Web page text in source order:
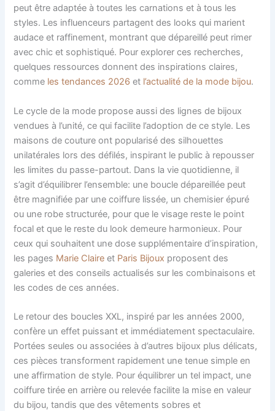
peut être adaptée à toutes les carnations et à tous les
styles. Les influenceurs partagent des looks qui marient
audace et raffinement, montrant que dépareillé peut rimer
avec chic et sophistiqué. Pour explorer ces recherches,
quelques ressources donnent des inspirations claires,
comme les tendances 2026 et l’actualité de la mode bijou.
Le cycle de la mode propose aussi des lignes de bijoux
vendues à l’unité, ce qui facilite l’adoption de ce style. Les
maisons de couture ont popularisé des silhouettes
unilatérales lors des défilés, inspirant le public à repousser
les limites du passe-partout. Dans la vie quotidienne, il
s’agit d’équilibrer l’ensemble: une boucle dépareillée peut
être magnifiée par une coiffure lissée, un chemisier épuré
ou une robe structurée, pour que le visage reste le point
focal et que le reste du look demeure harmonieux. Pour
ceux qui souhaitent une dose supplémentaire d’inspiration,
les pages Marie Claire et Paris Bijoux proposent des
galeries et des conseils actualisés sur les combinaisons et
les codes de ces années.
Le retour des boucles XXL, inspiré par les années 2000,
confère un effet puissant et immédiatement spectaculaire.
Portées seules ou associées à d’autres bijoux plus délicats,
ces pièces transforment rapidement une tenue simple en
une affirmation de style. Pour équilibrer un tel impact, une
coiffure tirée en arrière ou relevée facilite la mise en valeur
du bijou, tandis que des vêtements sobres et